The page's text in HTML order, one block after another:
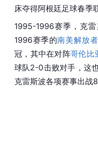
床夺得阿根廷足球春季
1995-1996赛季，克
1996赛季的南美解放
冠，其中在对阵哥伦比
球队2-0击败对手，这
克雷斯波各项赛事出战